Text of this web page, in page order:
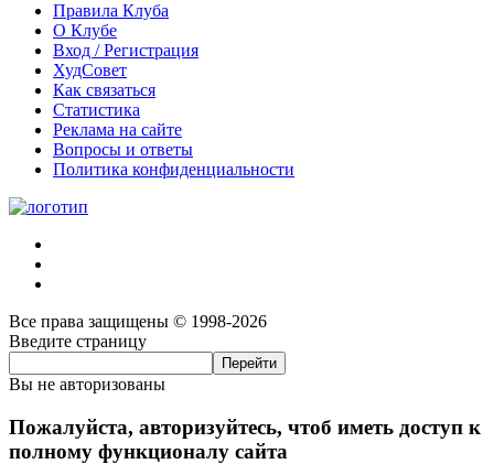
Правила Клуба
О Клубе
Вход / Регистрация
ХудСовет
Как связаться
Статистика
Реклама на сайте
Вопросы и ответы
Политика конфиденциальности
Все права защищены © 1998-2026
Введите страницу
Вы не авторизованы
Пожалуйста, авторизуйтесь, чтоб иметь доступ к
полному функционалу сайта